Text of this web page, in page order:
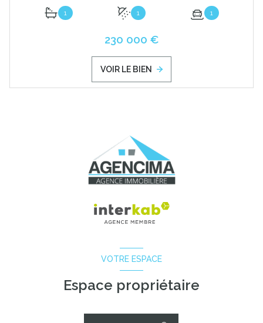
1 1 1
230 000 €
VOIR LE BIEN
VOTRE ESPACE
Espace propriétaire